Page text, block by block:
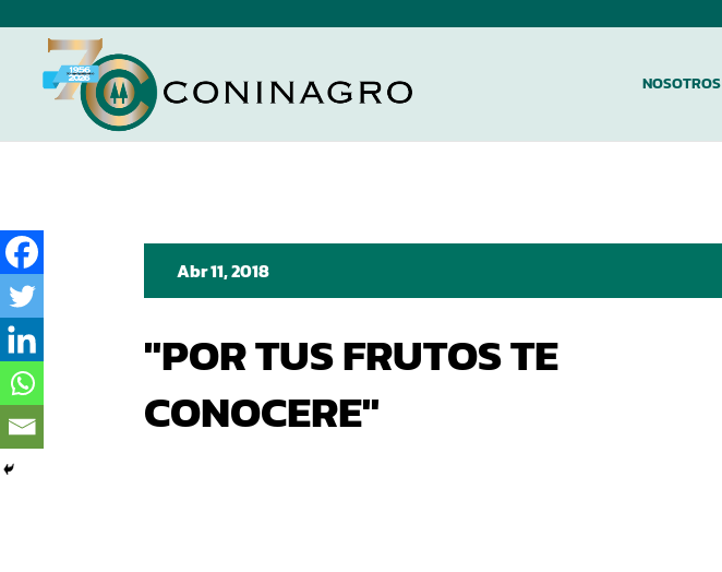
NOSOTROS
Abr 11, 2018
"POR TUS FRUTOS TE
CONOCERE"